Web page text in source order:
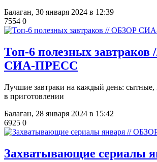
Балаган, 30 января 2024 в 12:39
7554 0
Топ-6 полезных
СИА-ПРЕСС
Лучшие завтраки на каждый день: сытные,
в приготовлении
Балаган, 28 января 2024 в 15:42
6925 0
Захватывающие сериалы